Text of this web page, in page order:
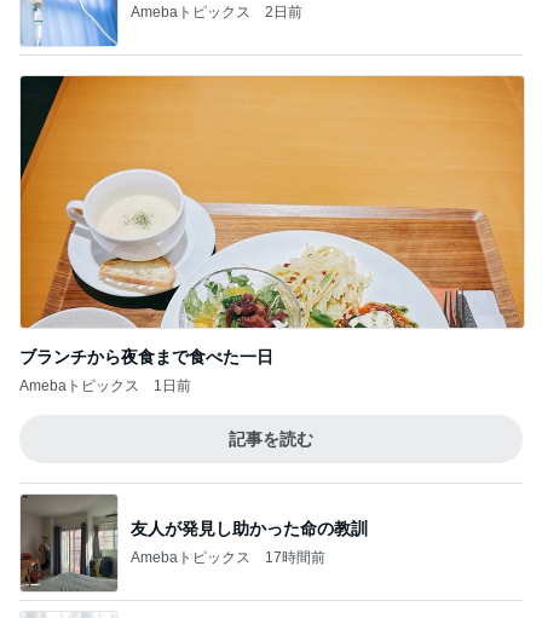
Amebaトピックス 2日前
ブランチから夜食まで食べた一日
Amebaトピックス 1日前
記事を読む
友人が発見し助かった命の教訓
Amebaトピックス 17時間前